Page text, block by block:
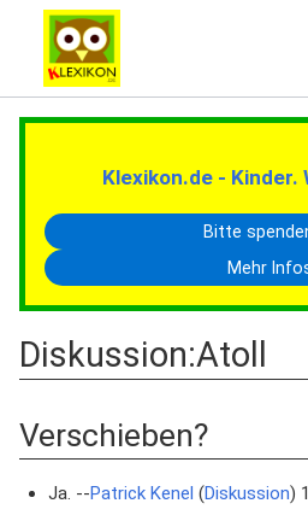
Klexikon.de - Kinder.
Bitte
Mehr
Diskussion:Atoll
Verschieben?
Ja. --Patrick Kenel (Diskussion)